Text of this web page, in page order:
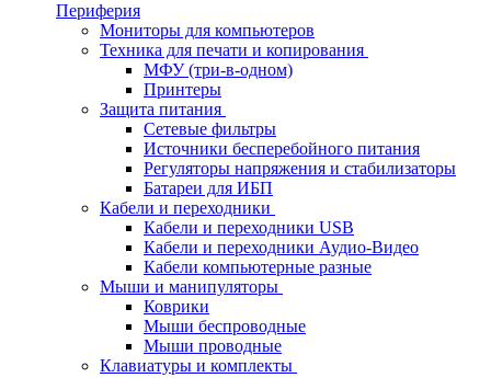
Периферия
Мониторы для компьютеров
Техника для печати и копирования
МФУ (три-в-одном)
Принтеры
Защита питания
Сетевые фильтры
Источники бесперебойного питания
Регуляторы напряжения и стабилизаторы
Батареи для ИБП
Кабели и переходники
Кабели и переходники USB
Кабели и переходники Аудио-Видео
Кабели компьютерные разные
Мыши и манипуляторы
Коврики
Мыши беспроводные
Мыши проводные
Клавиатуры и комплекты